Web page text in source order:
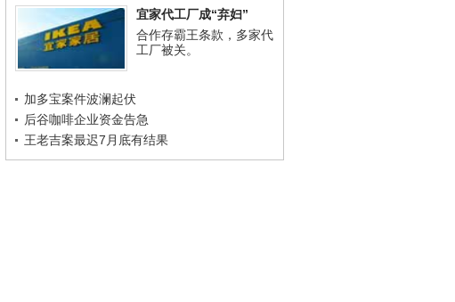
宜家代工厂成“弃妇”
合作存霸王条款，多家代
工厂被关。
加多宝案件波澜起伏
后谷咖啡企业资金告急
王老吉案最迟7月底有结果